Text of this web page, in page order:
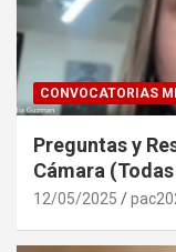
CONVOCATORIAS
Preguntas y
Cámara
12/05/2025